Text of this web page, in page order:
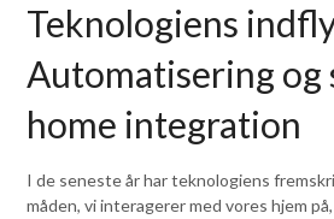
Teknologiens
Automatisering og
home integration
I de seneste år har teknologiens
måden, vi interagerer med vores hjem